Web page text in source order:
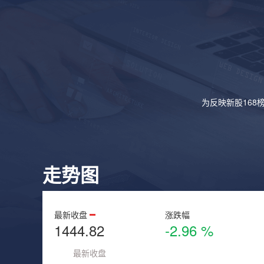
为反映新股168
走势图
最新收盘
1444.82
涨跌幅
-2.96 %